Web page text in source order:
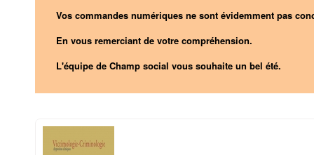
Vos commandes numériques ne sont évidemment pas
En vous remerciant de votre compréhension.
L'équipe de Champ social vous souhaite un bel été.